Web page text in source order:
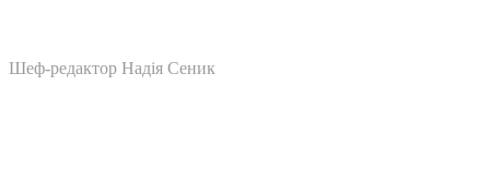
Шеф-редактор Надія Сеник